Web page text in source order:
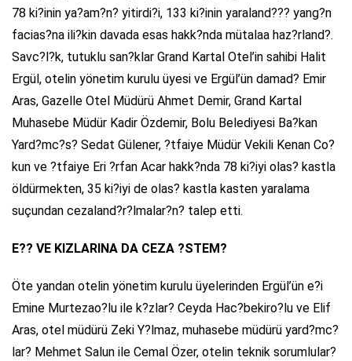
78 ki?inin ya?am?n? yitirdi?i, 133 ki?inin yaraland??? yang?n
facias?na ili?kin davada esas hakk?nda mütalaa haz?rland?.
Savc?l?k, tutuklu san?klar Grand Kartal Otel’in sahibi Halit
Ergül, otelin yönetim kurulu üyesi ve Ergül’ün damad? Emir
Aras, Gazelle Otel Müdürü Ahmet Demir, Grand Kartal
Muhasebe Müdür Kadir Özdemir, Bolu Belediyesi Ba?kan
Yard?mc?s? Sedat Gülener, ?tfaiye Müdür Vekili Kenan Co?
kun ve ?tfaiye Eri ?rfan Acar hakk?nda 78 ki?iyi olas? kastla
öldürmekten, 35 ki?iyi de olas? kastla kasten yaralama
suçundan cezaland?r?lmalar?n? talep etti.
E?? VE KIZLARINA DA CEZA ?STEM?
Öte yandan otelin yönetim kurulu üyelerinden Ergül’ün e?i
Emine Murtezao?lu ile k?zlar? Ceyda Hac?bekiro?lu ve Elif
Aras, otel müdürü Zeki Y?lmaz, muhasebe müdürü yard?mc?
lar? Mehmet Salun ile Cemal Özer, otelin teknik sorumlular?